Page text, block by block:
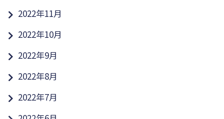
2022年11月
2022年10月
2022年9月
2022年8月
2022年7月